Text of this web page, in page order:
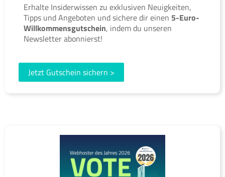
Erhalte Insiderwissen zu exklusiven Neuigkeiten,
Tipps und Angeboten und sichere dir einen 5-Euro-
Willkommensgutschein, indem du unseren
Newsletter abonnierst!
Jetzt Gutschein sichern >